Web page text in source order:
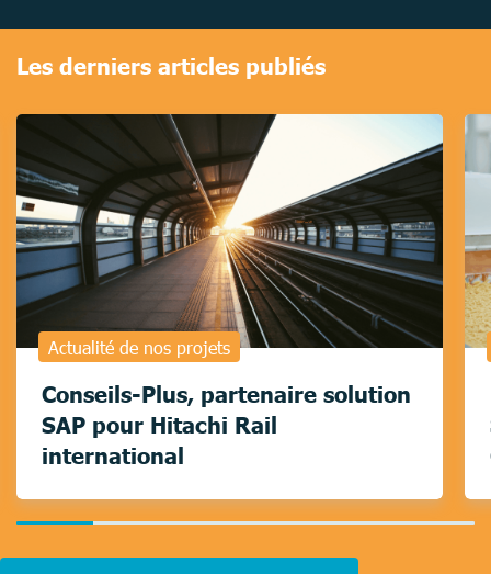
Les derniers articles publiés
Actualité de nos projets
Conseils-Plus, partenaire solution
SAP pour Hitachi Rail
international
completed